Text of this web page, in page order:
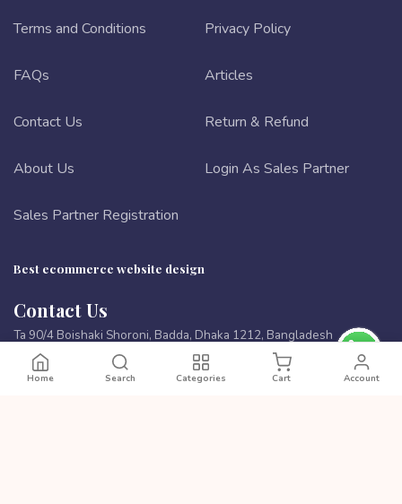
Terms and Conditions Privacy Policy
FAQs Articles
Contact Us Return & Refund
About Us Login As Sales Partner
Sales Partner Registration
Best ecommerce website design
Contact Us
Ta 90/4 Boishaki Shoroni, Badda, Dhaka 1212, Bangladesh
Phone:
8801972277444
Home Search Categories Cart Account